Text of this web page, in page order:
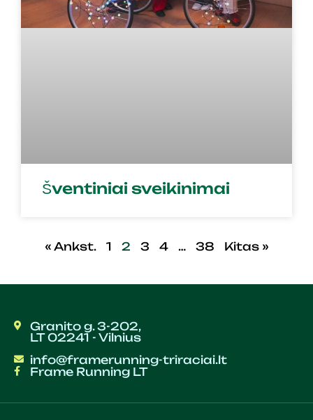
Šventiniai sveikinimai
« Ankst. 1 2 3 4 … 38 Kitas »
Granito g. 3-202,
LT 02241 - Vilnius
info@framerunning-triraciai.lt
Frame Running LT